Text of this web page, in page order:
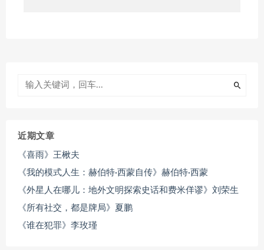
近期文章
《喜雨》王楸夫
《我的模式人生：赫伯特·西蒙自传》赫伯特·西蒙
《外星人在哪儿：地外文明探索史话和费米佯谬》刘荣生
《所有社交，都是牌局》夏鹏
《谁在犯罪》李玫瑾